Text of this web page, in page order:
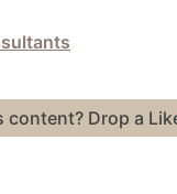
content? Drop a